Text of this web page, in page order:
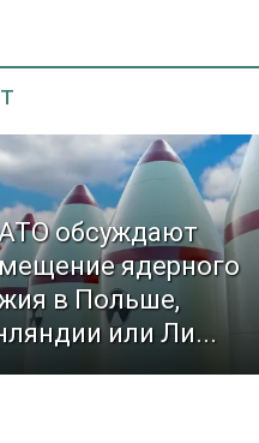
обсуждают
ядерного
в Польше,
или Ли...